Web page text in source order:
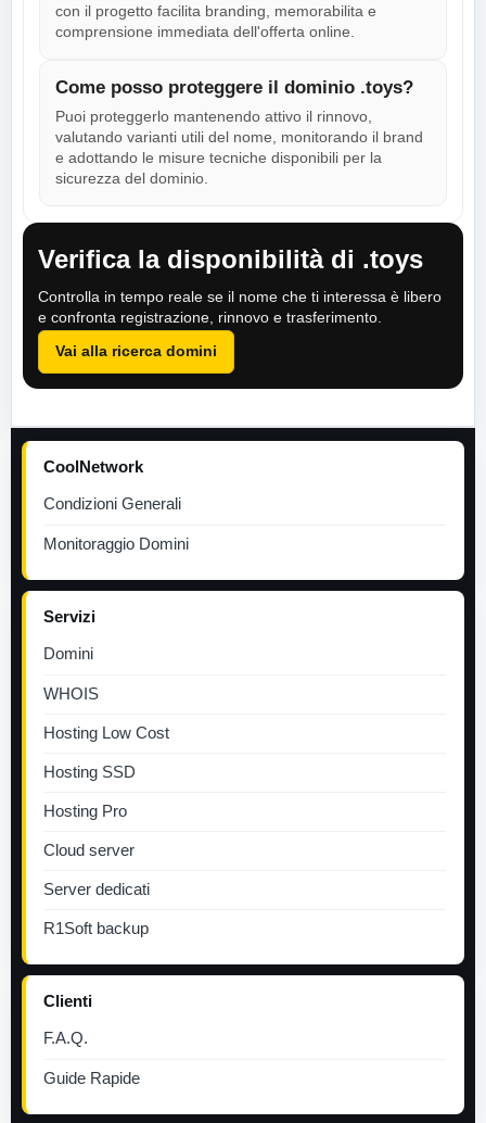
con il progetto facilita branding, memorabilita e
comprensione immediata dell'offerta online.
Come posso proteggere il dominio .toys?
Puoi proteggerlo mantenendo attivo il rinnovo,
valutando varianti utili del nome, monitorando il brand
e adottando le misure tecniche disponibili per la
sicurezza del dominio.
Verifica la disponibilità di .toys
Controlla in tempo reale se il nome che ti interessa è libero
e confronta registrazione, rinnovo e trasferimento.
Vai alla ricerca domini
CoolNetwork
Condizioni Generali
Monitoraggio Domini
Servizi
Domini
WHOIS
Hosting Low Cost
Hosting SSD
Hosting Pro
Cloud server
Server dedicati
R1Soft backup
Clienti
F.A.Q.
Guide Rapide